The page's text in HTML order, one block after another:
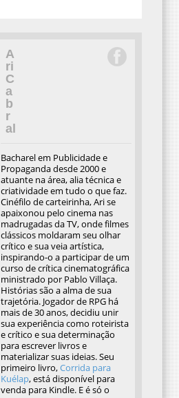
A
ri
C
a
b
r
al
Bacharel em Publicidade e
Propaganda desde 2000 e
atuante na área, alia técnica e
criatividade em tudo o que faz.
Cinéfilo de carteirinha, Ari se
apaixonou pelo cinema nas
madrugadas da TV, onde filmes
clássicos moldaram seu olhar
crítico e sua veia artística,
inspirando-o a participar de um
curso de crítica cinematográfica
ministrado por Pablo Villaça.
Histórias são a alma de sua
trajetória. Jogador de RPG há
mais de 30 anos, decidiu unir
sua experiência como roteirista
e crítico e sua determinação
para escrever livros e
materializar suas ideias. Seu
primeiro livro,Corrida para
Kuélap, está disponível para
venda para Kindle. E é só o